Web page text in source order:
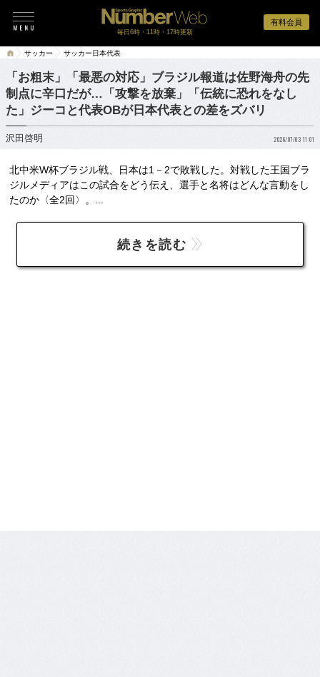
有料会員
毎日6時・11時・17時更新
サッカー サッカー日本代表
「お粗末」「最悪の対応」ブラジル報道は佐野海舟の先
制点に辛口だが…「攻撃を放棄」「伝統に恐れをなし
た」ジーコと代表OBが日本代表との差をズバリ
沢田啓明 2026/07/03 11:01
北中米W杯ブラジル戦、日本は1－2で敗戦した。対戦した王国ブラ
ジルメディアはこの試合をどう伝え、選手と名将はどんな言動をし
たのか〈全2回〉。...
続きを読む